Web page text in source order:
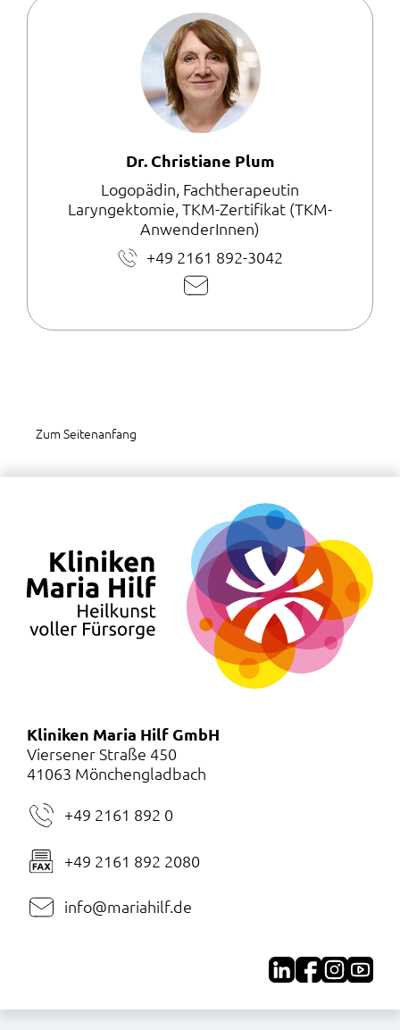
Dr. Christiane Plum
Logopädin, Fachtherapeutin
Laryngektomie, TKM-Zertifikat (TKM-
AnwenderInnen)
+49 2161 892-3042
E-
schreiben
Zum Seitenanfang
Kliniken Maria Hilf GmbH
Viersener Straße 450
41063 Mönchengladbach
+49 2161 892 0
+49 2161 892 2080
info@mariahilf.de